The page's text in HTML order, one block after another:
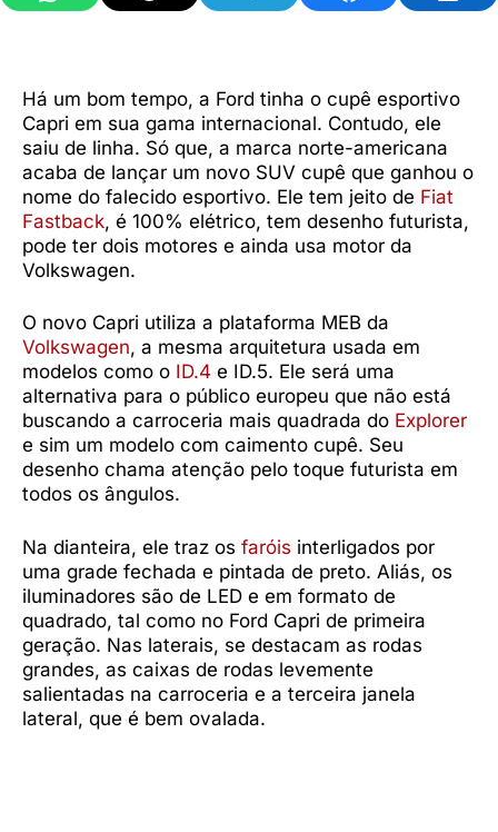
Há um bom tempo, a Ford tinha o cupê esportivo
Capri em sua gama internacional. Contudo, ele
saiu de linha. Só que, a marca norte-americana
acaba de lançar um novo SUV cupê que ganhou o
nome do falecido esportivo. Ele tem jeito de Fiat
Fastback, é 100% elétrico, tem desenho futurista,
pode ter dois motores e ainda usa motor da
Volkswagen.
O novo Capri utiliza a plataforma MEB da
Volkswagen, a mesma arquitetura usada em
modelos como o ID.4 e ID.5. Ele será uma
alternativa para o público europeu que não está
buscando a carroceria mais quadrada do Explorer
e sim um modelo com caimento cupê. Seu
desenho chama atenção pelo toque futurista em
todos os ângulos.
Na dianteira, ele traz os faróis interligados por
uma grade fechada e pintada de preto. Aliás, os
iluminadores são de LED e em formato de
quadrado, tal como no Ford Capri de primeira
geração. Nas laterais, se destacam as rodas
grandes, as caixas de rodas levemente
salientadas na carroceria e a terceira janela
lateral, que é bem ovalada.